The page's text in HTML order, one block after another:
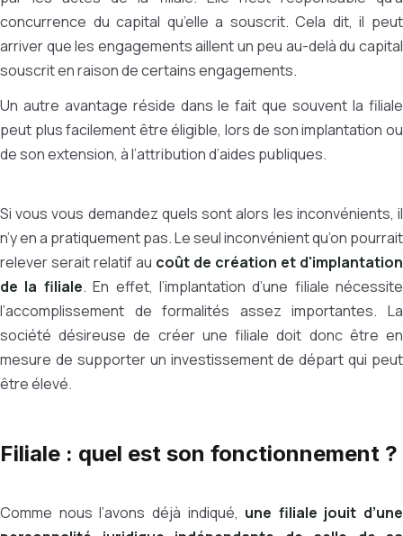
concurrence du capital qu’elle a souscrit. Cela dit, il peut
arriver que les engagements aillent un peu au-delà du capital
souscrit en raison de certains engagements.
Un autre avantage réside dans le fait que souvent la filiale
peut plus facilement être éligible, lors de son implantation ou
de son extension, à l’attribution d’aides publiques.
Si vous vous demandez quels sont alors les inconvénients, il
n’y en a pratiquement pas. Le seul inconvénient qu’on pourrait
relever serait relatif au coût de création et d'implantation
de la filiale. En effet, l’implantation d’une filiale nécessite
l’accomplissement de formalités assez importantes. La
société désireuse de créer une filiale doit donc être en
mesure de supporter un investissement de départ qui peut
être élevé.
Filiale : quel est son fonctionnement ?
Comme nous l’avons déjà indiqué, une filiale jouit d’une